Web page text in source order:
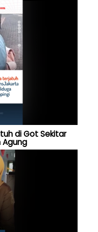
di Got Sekitar
Agung